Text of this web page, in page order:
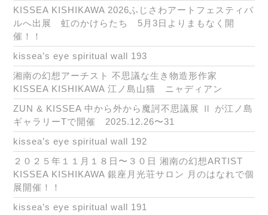
KISSEA KISHIKAWA 2026ふじさわアートフェスティバ
ルへ出展 虹のかけらたち 5月3日よりまもなく開
催！！
kissea’s eye spiritual wall 193
湘南の幻想アーチスト 不思議な生き物造形作家
KISSEA KISHIKAWA 江ノ島山猫 ニャディアン
ZUN & KISSEA 中から外から魔訶不思議展 Ⅱ が江ノ島
ギャラリーTで開催 2025.12.26〜31
kissea’s eye spiritual wall 192
２０２５年１１月１８日〜３０日 湘南の幻想ARTIST
KISSEA KISHIKAWA 銀座月光荘サロン 月のはなれで個
展開催！！
kissea’s eye spiritual wall 191